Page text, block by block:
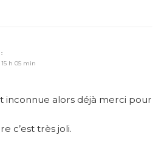
15 h 05 min
inconnue alors déjà merci pour
c’est très joli.